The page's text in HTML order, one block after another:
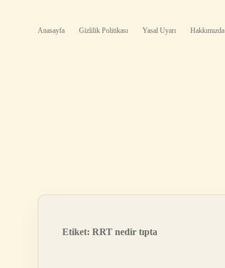
Anasayfa Gizlilik Politikası Yasal Uyarı Hakkımızda
Etiket: RRT nedir tıpta